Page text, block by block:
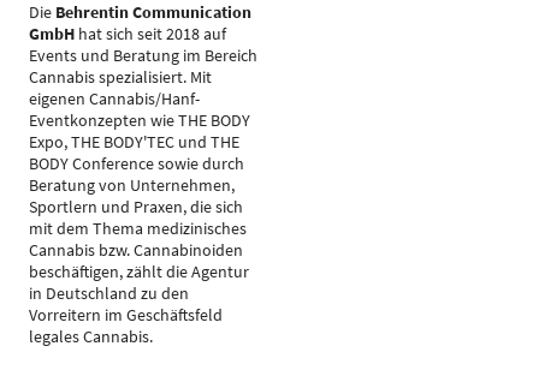
Die Behrentin Communication
GmbH hat sich seit 2018 auf
Events und Beratung im Bereich
Cannabis spezialisiert. Mit
eigenen Cannabis/Hanf-
Eventkonzepten wie THE BODY
Expo, THE BODY'TEC und THE
BODY Conference sowie durch
Beratung von Unternehmen,
Sportlern und Praxen, die sich
mit dem Thema medizinisches
Cannabis bzw. Cannabinoiden
beschäftigen, zählt die Agentur
in Deutschland zu den
Vorreitern im Geschäftsfeld
legales Cannabis.